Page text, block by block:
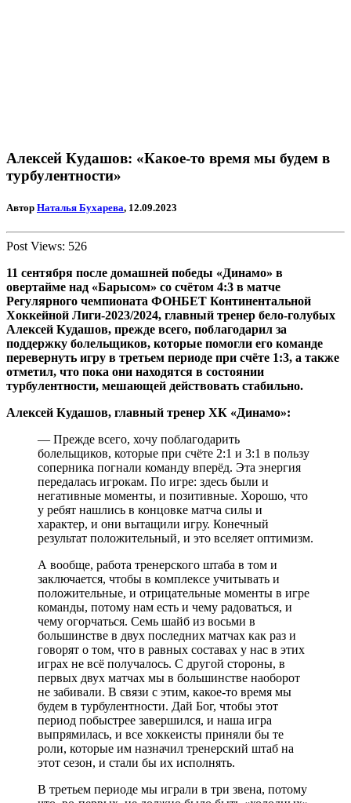
Алексей Кудашов: «Какое-то время мы будем в
турбулентности»
Автор Наталья Бухарева, 12.09.2023
Post Views: 526
11 сентября после домашней победы «Динамо» в
овертайме над «Барысом» со счётом 4:3 в матче
Регулярного чемпионата ФОНБЕТ Континентальной
Хоккейной Лиги-2023/2024, главный тренер бело-голубых
Алексей Кудашов, прежде всего, поблагодарил за
поддержку болельщиков, которые помогли его команде
перевернуть игру в третьем периоде при счёте 1:3, а также
отметил, что пока они находятся в состоянии
турбулентности, мешающей действовать стабильно.
Алексей Кудашов, главный тренер ХК «Динамо»:
— Прежде всего, хочу поблагодарить
болельщиков, которые при счёте 2:1 и 3:1 в пользу
соперника погнали команду вперёд. Эта энергия
передалась игрокам. По игре: здесь были и
негативные моменты, и позитивные. Хорошо, что
у ребят нашлись в концовке матча силы и
характер, и они вытащили игру. Конечный
результат положительный, и это вселяет оптимизм.
А вообще, работа тренерского штаба в том и
заключается, чтобы в комплексе учитывать и
положительные, и отрицательные моменты в игре
команды, потому нам есть и чему радоваться, и
чему огорчаться. Семь шайб из восьми в
большинстве в двух последних матчах как раз и
говорят о том, что в равных составах у нас в этих
играх не всё получалось. С другой стороны, в
первых двух матчах мы в большинстве наоборот
не забивали. В связи с этим, какое-то время мы
будем в турбулентности. Дай Бог, чтобы этот
период побыстрее завершился, и наша игра
выпрямилась, и все хоккеисты приняли бы те
роли, которые им назначил тренерский штаб на
этот сезон, и стали бы их исполнять.
В третьем периоде мы играли в три звена, потому